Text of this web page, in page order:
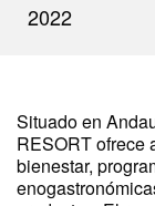
2022
Situado en
RESORT ofrece
bienestar,